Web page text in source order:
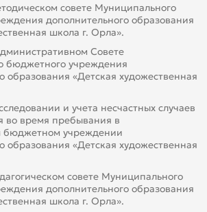
совете Муниципального
дополнительного образования
школа г. Орла».
Совете
бюджетного учреждения
образования «Детская художественная
и учета несчастных случаев
во время пребывания в
бюджетном учреждении
образования «Детская художественная
совете Муниципального
дополнительного образования
школа г. Орла».